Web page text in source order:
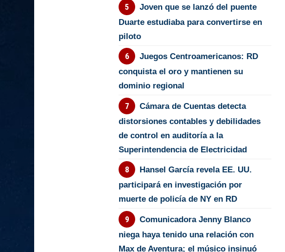
Joven que se lanzó del puente
Duarte estudiaba para convertirse en
piloto
Juegos Centroamericanos: RD
conquista el oro y mantienen su
dominio regional
Cámara de Cuentas detecta
distorsiones contables y debilidades
de control en auditoría a la
Superintendencia de Electricidad
Hansel García revela EE. UU.
participará en investigación por
muerte de policía de NY en RD
Comunicadora Jenny Blanco
niega haya tenido una relación con
Max de Aventura; el músico insinuó